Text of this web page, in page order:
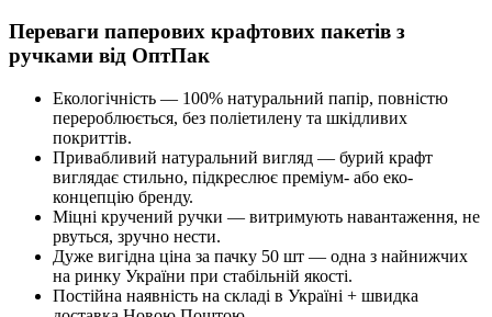
Переваги паперових крафтових пакетів з
ручками від ОптПак
Екологічність — 100% натуральний папір, повністю
перероблюється, без поліетилену та шкідливих
покриттів.
Привабливий натуральний вигляд — бурий крафт
виглядає стильно, підкреслює преміум- або еко-
концепцію бренду.
Міцні кручений ручки — витримують навантаження, не
рвуться, зручно нести.
Дуже вигідна ціна за пачку 50 шт — одна з найнижчих
на ринку України при стабільній якості.
Постійна наявність на складі в Україні + швидка